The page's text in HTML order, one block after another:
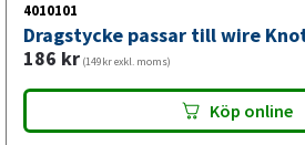
4010101
Dragstycke passar till wire
186 kr (149kr exkl. moms)
Köp online